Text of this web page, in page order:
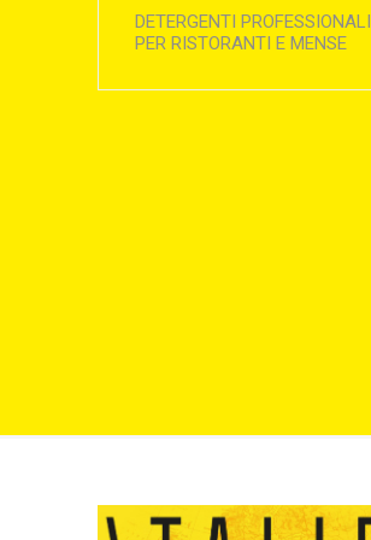
DETERGENTI PROFESSIONALI
PER RISTORANTI E MENSE